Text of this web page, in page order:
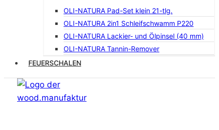
OLI-NATURA Pad-Set klein 21-tlg.
OLI-NATURA 2in1 Schleifschwamm P220
OLI-NATURA Lackier- und Ölpinsel (40 mm)
OLI-NATURA Tannin-Remover
FEUERSCHALEN